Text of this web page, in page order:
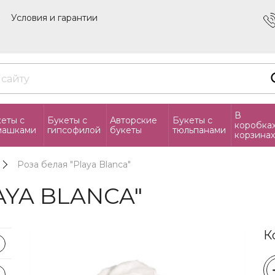
Условия и гарантии
с
Букеты с
гипсофилой
Авторские
букеты
Букеты с
тюльпанами
В
корзинах
Цветы
Роза белая "Playa Blanca"
BLANCA"